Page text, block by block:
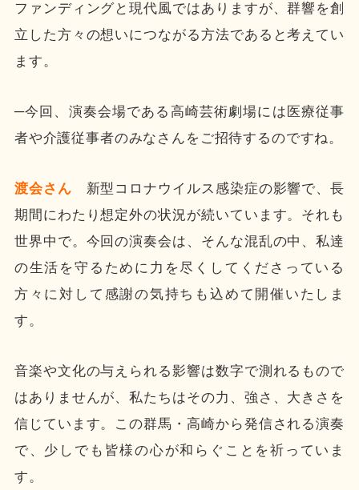
ファンディングと現代風ではありますが、群響を創
立した方々の想いにつながる方法であると考えてい
ます。
─今回、演奏会場である高崎芸術劇場には医療従事
者や介護従事者のみなさんをご招待するのですね。
渡会さん 新型コロナウイルス感染症の影響で、長
期間にわたり想定外の状況が続いています。それも
世界中で。今回の演奏会は、そんな混乱の中、私達
の生活を守るために力を尽くしてくださっている
方々に対して感謝の気持ちも込めて開催いたしま
す。
音楽や文化の与えられる影響は数字で測れるもので
はありませんが、私たちはその力、強さ、大きさを
信じています。この群馬・高崎から発信される演奏
で、少しでも皆様の心が和らぐことを祈っていま
す。